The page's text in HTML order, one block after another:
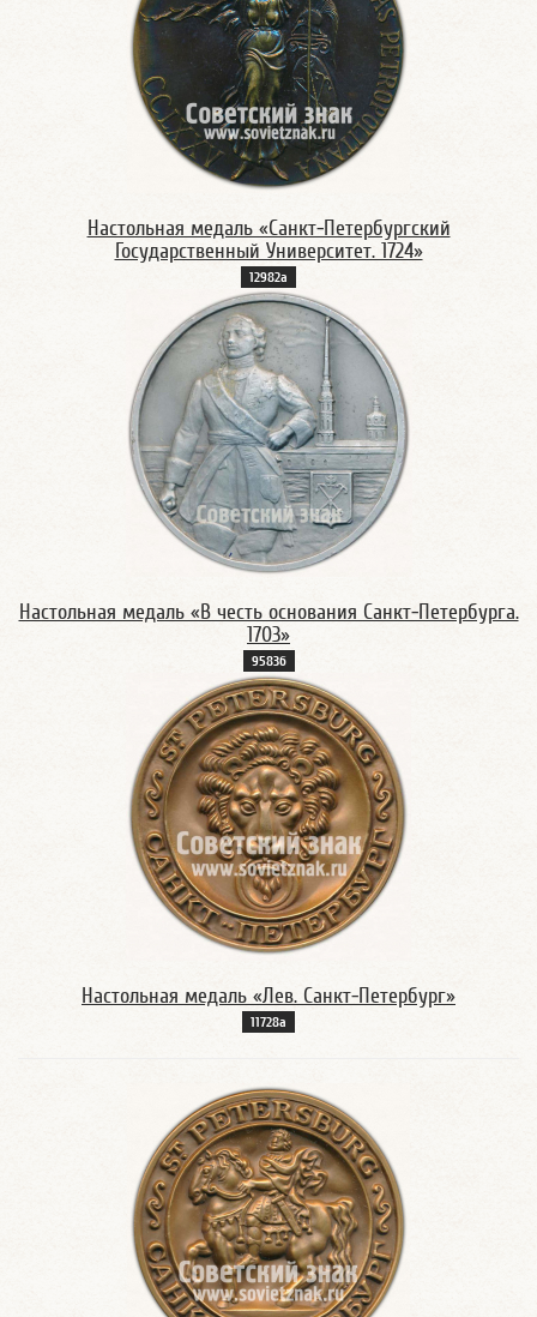
Настольная медаль «Санкт-Петербургский
Государственный Университет. 1724»
12982а
Настольная медаль «В честь основания Санкт-Петербурга.
1703»
9583б
Настольная медаль «Лев. Санкт-Петербург»
11728а